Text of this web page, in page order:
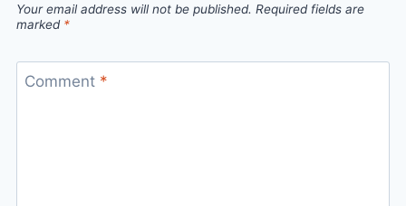
Your email address will not be published. Required fields are
marked *
Comment *